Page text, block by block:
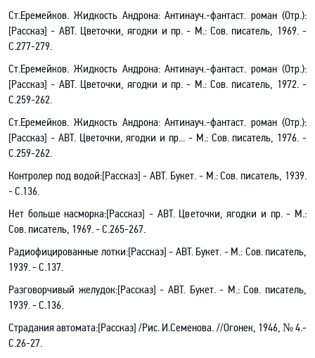
Ст.Еремейков. Жидкость Андрона: Антинауч.-фантаст. роман (Отр.):
[Рассказ] - АВТ. Цветочки, ягодки и пр. - М.: Сов. писатель, 1969. -
С.277-279.
Ст.Еремейков. Жидкость Андрона: Антинауч.-фантаст. роман (Отр.):
[Рассказ] - АВТ. Цветочки, ягодки и пр. - М.: Сов. писатель, 1972. -
С.259-262.
Ст.Еремейков. Жидкость Андрона: Антинауч.-фантаст. роман (Отр.):
[Рассказ] - АВТ. Цветочки, ягодки и пр... - М.: Сов. писатель, 1976. -
С.259-262.
Контролер под водой:[Рассказ] - АВТ. Букет. - М.: Сов. писатель, 1939.
- С.136.
Нет больше насморка:[Рассказ] - АВТ. Цветочки, ягодки и пр. - М.:
Сов. писатель, 1969. - С.265-267.
Радиофицированные лотки:[Рассказ] - АВТ. Букет. - М.: Сов. писатель,
1939. -С.137.
Разговорчивый желудок:[Рассказ] - АВТ. Букет. - М.: Сов. писатель,
1939. -С.136.
Страдания автомата:[Рассказ] /Рис. И.Семенова. //Огонек, 1946, № 4.-
С.26-27.